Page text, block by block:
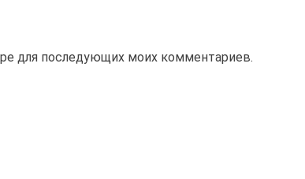
для последующих моих комментариев.